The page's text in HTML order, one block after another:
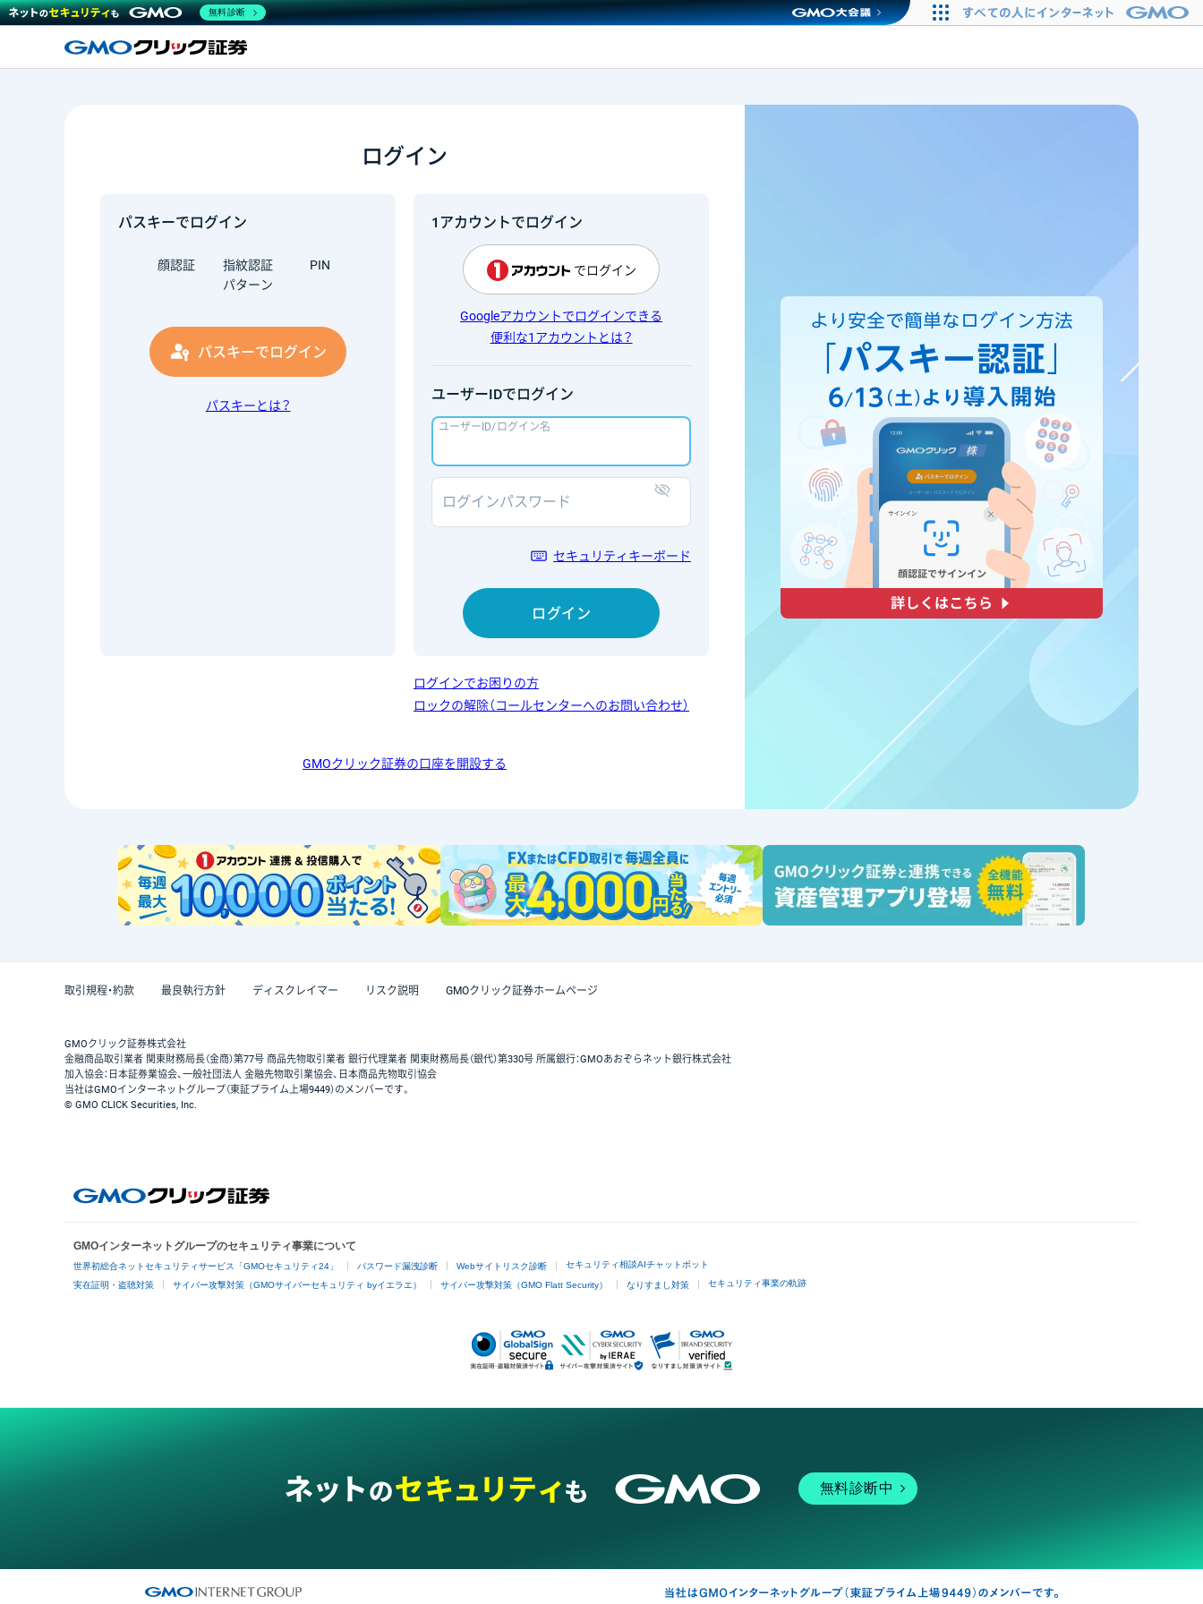
ログイン
パスキーでログイン
顔認証 指紋認証
PIN
パターン
パスキーでログイン
パスキーとは？
1アカウントでログイン
でログイン
Googleアカウントでログインできる
便利な1アカウントとは？
ユーザーIDでログイン
ユーザーID/ログイン名
ログインパスワード
セキュリティキーボード
ログイン
ログインでお困りの方
ロックの解除（コールセンターへのお問い合わせ）
GMOクリック証券の口座を開設する
取引規程・約款 最良執行方針 ディスクレイマー リスク説明 GMOクリック証券ホームページ
GMOクリック証券株式会社
金融商品取引業者 関東財務局長（金商）第77号 商品先物取引業者 銀行代理業者 関東財務局長（銀代）第330号 所属銀行：GMOあおぞらネット銀行株式会社
加入協会：日本証券業協会、一般社団法人 金融先物取引業協会、日本商品先物取引協会
当社はGMOインターネットグループ（東証プライム上場9449）のメンバーです。
© GMO CLICK Securities, Inc.
GMOインターネットグループのセキュリティ事業について
世界初総合ネットセキュリティサービス「GMOセキュリティ24」 パスワード漏洩診断 Webサイトリスク診断 セキュリティ相談AIチャットボット
実在証明・盗聴対策 サイバー攻撃対策（GMOサイバーセキュリティ byイエラエ） サイバー攻撃対策（GMO Flatt Security） なりすまし対策 セキュリティ事業の軌跡
無料診断中
無料診断